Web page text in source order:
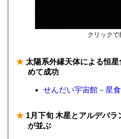
クリックで
★ 太陽系外縁天体による恒
めて成功
せんだい宇宙館－星食
★ 1月下旬 木星とアルデバラ
が並ぶ